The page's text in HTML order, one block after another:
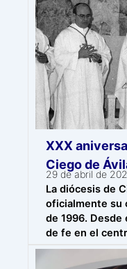
XXX
Ciego de
29 de abril de
La diócesis de
oficialmente su
de 1996.
de fe en el